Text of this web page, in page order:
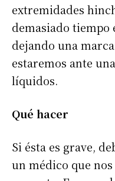
extremidades
demasiado tiempo
dejando una
estaremos ante
líquidos.
Qué hacer
Si ésta es grave,
un médico que